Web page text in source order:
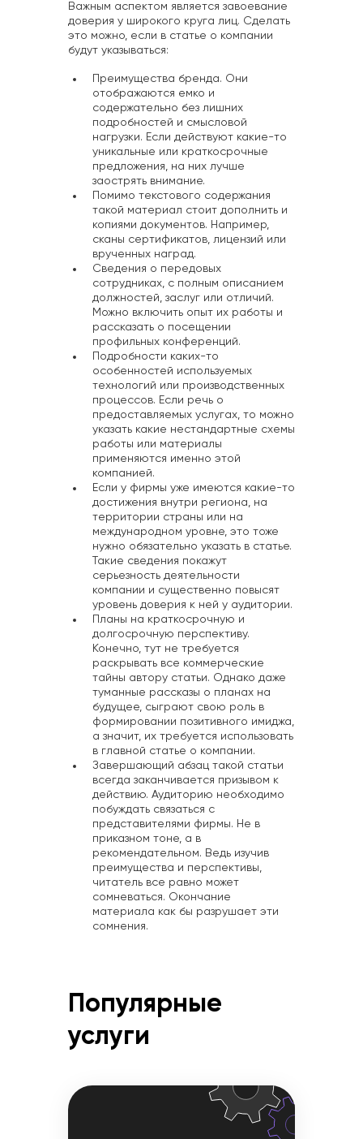
Важным аспектом является завоевание
доверия у широкого круга лиц. Сделать
это можно, если в статье о компании
будут указываться:
Преимущества бренда. Они
отображаются емко и
содержательно без лишних
подробностей и смысловой
нагрузки. Если действуют какие-то
уникальные или краткосрочные
предложения, на них лучше
заострять внимание.
Помимо текстового содержания
такой материал стоит дополнить и
копиями документов. Например,
сканы сертификатов, лицензий или
врученных наград.
Сведения о передовых
сотрудниках, с полным описанием
должностей, заслуг или отличий.
Можно включить опыт их работы и
рассказать о посещении
профильных конференций.
Подробности каких-то
особенностей используемых
технологий или производственных
процессов. Если речь о
предоставляемых услугах, то можно
указать какие нестандартные схемы
работы или материалы
применяются именно этой
компанией.
Если у фирмы уже имеются какие-то
достижения внутри региона, на
территории страны или на
международном уровне, это тоже
нужно обязательно указать в статье.
Такие сведения покажут
серьезность деятельности
компании и существенно повысят
уровень доверия к ней у аудитории.
Планы на краткосрочную и
долгосрочную перспективу.
Конечно, тут не требуется
раскрывать все коммерческие
тайны автору статьи. Однако даже
туманные рассказы о планах на
будущее, сыграют свою роль в
формировании позитивного имиджа,
а значит, их требуется использовать
в главной статье о компании.
Завершающий абзац такой статьи
всегда заканчивается призывом к
действию. Аудиторию необходимо
побуждать связаться с
представителями фирмы. Не в
приказном тоне, а в
рекомендательном. Ведь изучив
преимущества и перспективы,
читатель все равно может
сомневаться. Окончание
материала как бы разрушает эти
сомнения.
Популярные
услуги